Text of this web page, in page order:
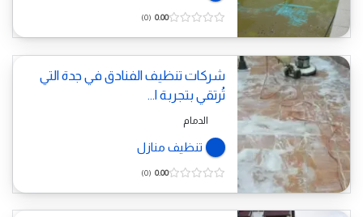
0.00
0
شركات تنظيف الفنادق في جدة التي
تُرتقي بتجربة ا...
الدمام
تنظيف منازل
0.00
0